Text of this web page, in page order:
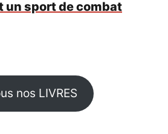
un sport de combat
nos LIVRES